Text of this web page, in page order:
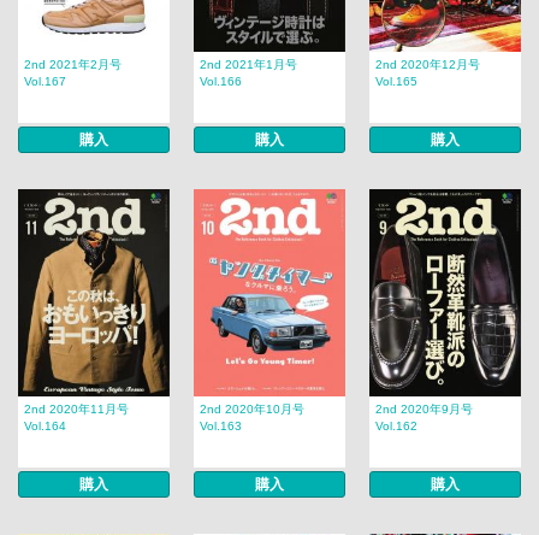
2nd 2021年2月号
Vol.167
購入
2nd 2021年1月号
Vol.166
購入
2nd 2020年12月号
Vol.165
購入
2nd 2020年11月号
Vol.164
購入
2nd 2020年10月号
Vol.163
購入
2nd 2020年9月号
Vol.162
購入